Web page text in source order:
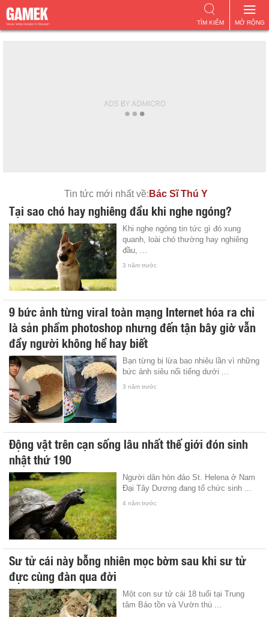
MỞ RỘNG
TÌM KIẾM
Tin tức mới nhất về: Bác Sĩ Thú Y
Tại sao chó hay nghiêng đầu khi nghe ngóng?
Khi nghe ngóng tin tức gì đó xung
quanh, loài chó thường hay nghiêng
đầu, ...
3 năm trước
9 bức ảnh từng viral toàn mạng Internet hóa ra chỉ
là sản phẩm photoshop nhưng đến tận bây giờ vẫn
đầy người không hề hay biết
Bạn từng bị lừa bao nhiêu lần vì những
bức ảnh siêu nổi tiếng dưới ...
3 năm trước
Động vật trên cạn sống lâu nhất thế giới đón sinh
nhật thứ 190
Người dân hòn đảo St. Helena ở Nam
Đại Tây Dương đang tổ chức sinh ...
4 năm trước
Sư tử cái này bỗng nhiên mọc bờm sau khi sư tử
đực cùng đàn qua đời
Một con sư tử cái 18 tuổi tại Trung
tâm Bảo tồn và Vườn thú ...